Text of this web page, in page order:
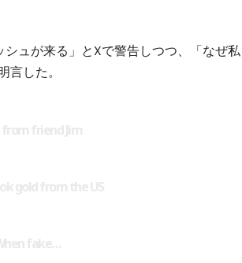
ュが来る」とXで警告しつつ、「なぜ私
した。